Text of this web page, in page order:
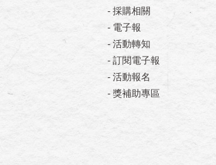
- 採購相關
- 電子報
- 活動轉知
- 訂閱電子報
- 活動報名
- 獎補助專區